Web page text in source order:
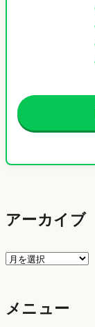
アーカイブ
ア
イ
メニュー